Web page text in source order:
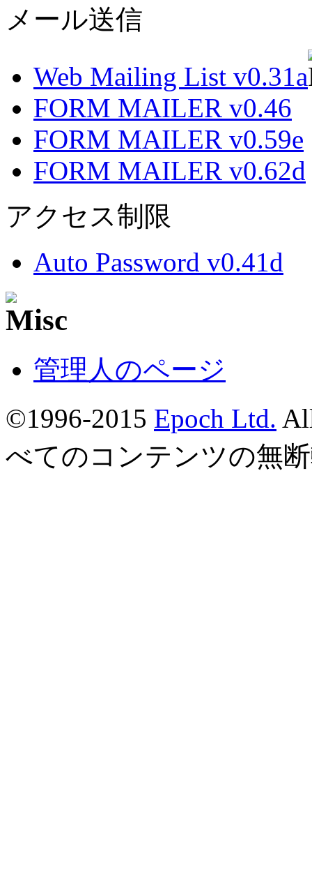
メール送信
Web Mailing List v0.31a
FORM MAILER v0.46
FORM MAILER v0.59e
FORM MAILER v0.62d
アクセス制限
Auto Password v0.41d
管理人のページ
©1996-2015 Epoch Ltd.
べてのコンテンツの無